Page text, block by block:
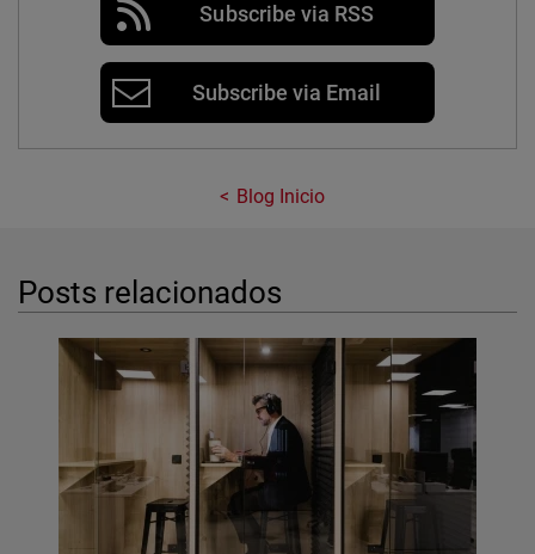
Subscribe via RSS
Subscribe via Email
Blog Inicio
Posts relacionados